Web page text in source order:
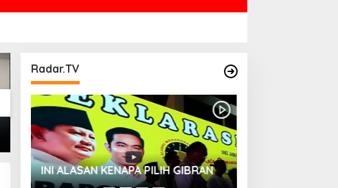
Hadapi Ancaman Abrasi
dan Perubahan Iklim,
Prudential Indonesia
Tambah 5.500 Mangrove
untuk Pesisir Jakarta
PERKUAT SINERGITAS, TNI
AL ANGKAT PEJABAT
NEGARA DAN TNI SEBAGAI
WARGA KEHORMATAN
KORPS MARINIR
Radar.TV
INI ALASAN KENAPA PILIH GIBRAN